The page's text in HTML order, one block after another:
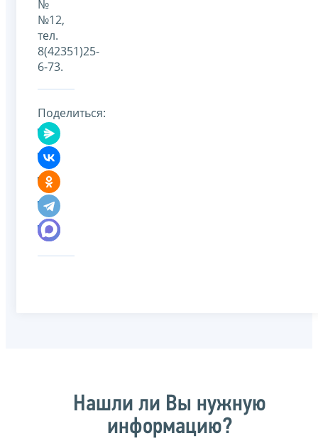
№
№12,
тел.
8(42351)25-
6-73.
Поделиться:
Нашли ли Вы нужную
информацию?